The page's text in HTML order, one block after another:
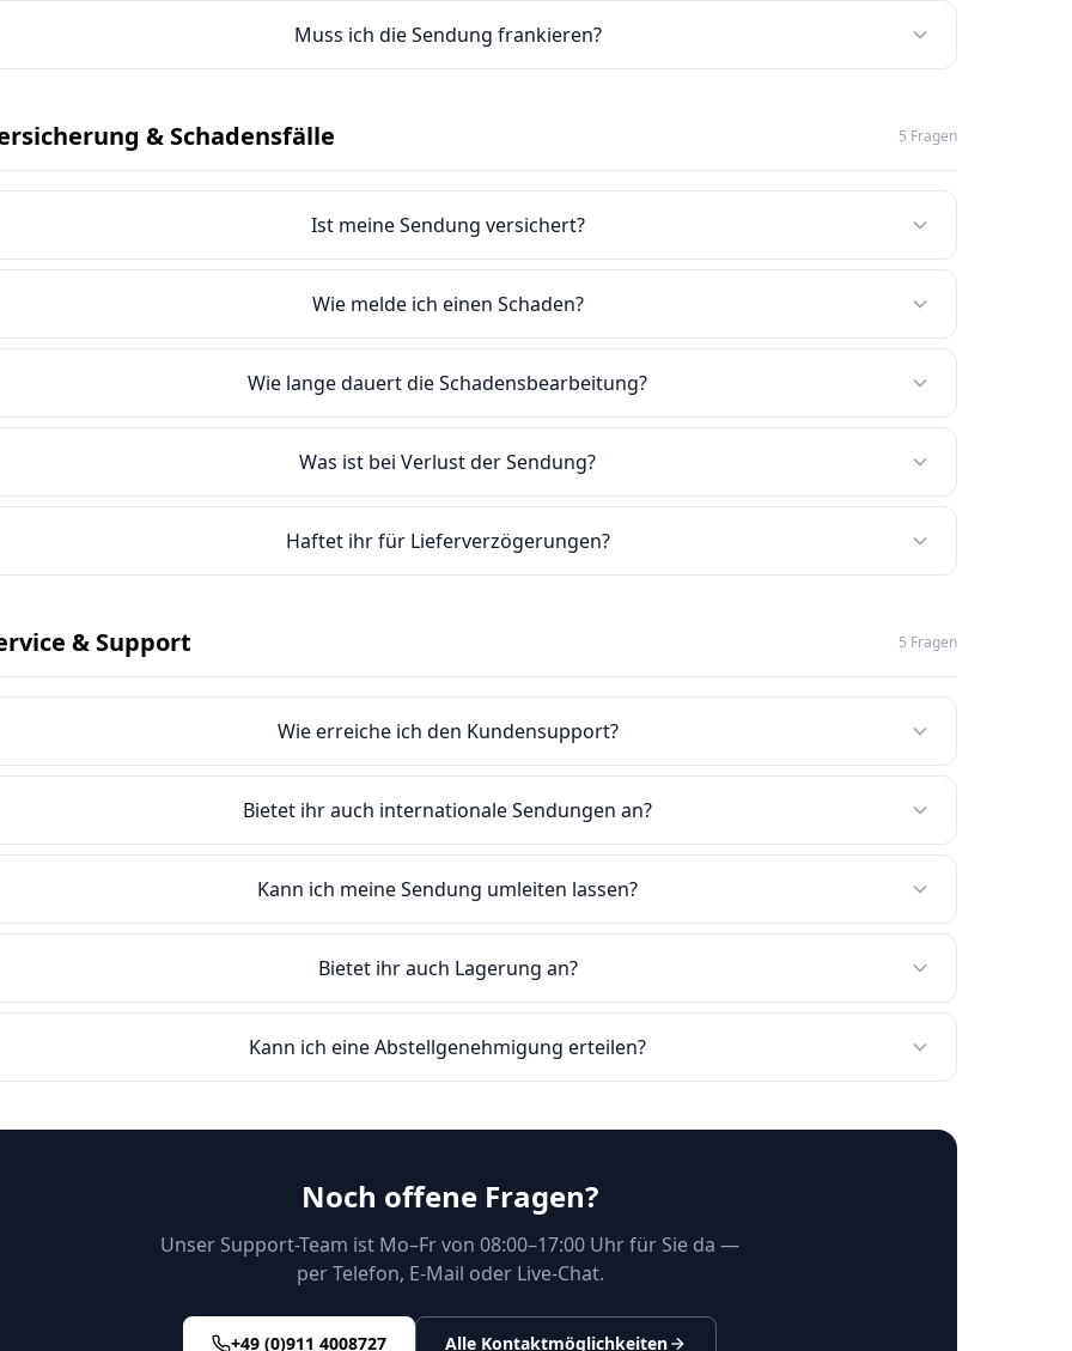
Muss ich die Sendung frankieren?
& Schadensfälle 5 Fragen
Ist meine Sendung versichert?
Wie melde ich einen Schaden?
Wie lange dauert die Schadensbearbeitung?
Was ist bei Verlust der Sendung?
Haftet ihr für Lieferverzögerungen?
& Support 5 Fragen
Wie erreiche ich den Kundensupport?
Bietet ihr auch internationale Sendungen an?
Kann ich meine Sendung umleiten lassen?
Bietet ihr auch Lagerung an?
Kann ich eine Abstellgenehmigung erteilen?
Noch offene Fragen?
Unser Support-Team ist Mo–Fr von 08:00–17:00 Uhr für Sie da —
per Telefon, E-Mail oder Live-Chat.
+49 (0)911 4008727 Alle Kontaktmöglichkeiten